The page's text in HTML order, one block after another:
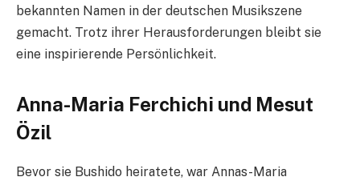
bekannten Namen in der deutschen Musikszene
gemacht. Trotz ihrer Herausforderungen bleibt sie
eine inspirierende Persönlichkeit.
Anna-Maria Ferchichi und Mesut
Özil
Bevor sie Bushido heiratete, war Annas-Maria